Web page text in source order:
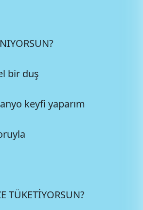
bir duş
keyfi yaparım
TÜKETİYORSUN?